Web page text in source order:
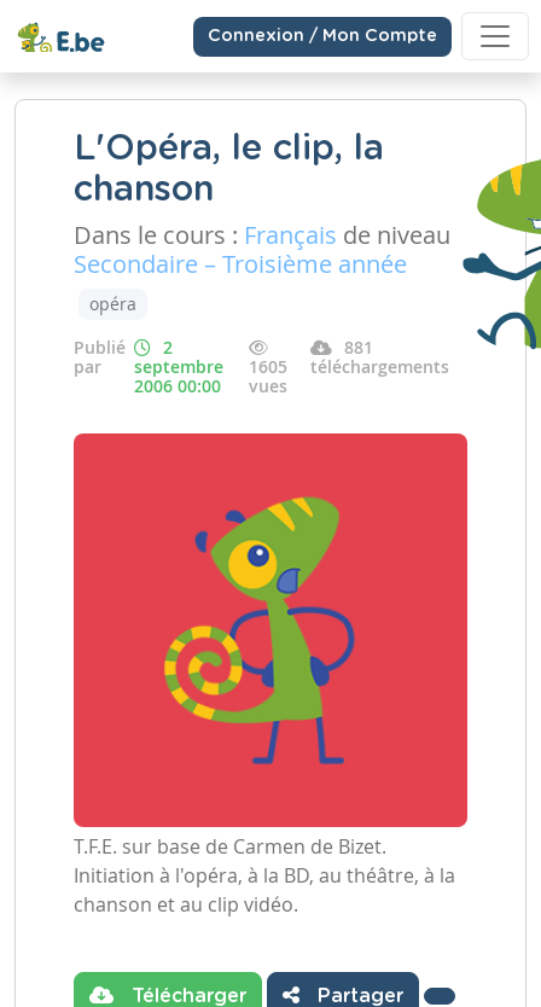
Connexion / Mon Compte
L'Opéra, le clip, la
chanson
Dans le cours : Français de niveau
Secondaire – Troisième année
opéra
Publié
par
2
septembre
2006 00:00
1605
vues
881
téléchargements
T.F.E. sur base de Carmen de Bizet.
Initiation à l'opéra, à la BD, au théâtre, à la
chanson et au clip vidéo.
Télécharger Partager